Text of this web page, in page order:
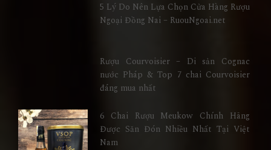
5 Lý Do Nên Lựa Chọn Cửa Hàng Rượu
Ngoại Đồng Nai – RuouNgoai.net
Rượu Courvoisier – Di sản Cognac
nước Pháp & Top 7 chai Courvoisier
đáng mua nhất
6 Chai Rượu Meukow Chính Hãng
Được Săn Đón Nhiều Nhất Tại Việt
Nam